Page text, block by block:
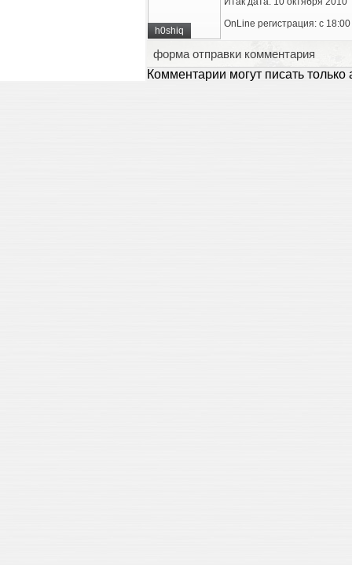
h0shiq
OnLine регистрация: с
форма отправки комментария
Комментарии могут писать